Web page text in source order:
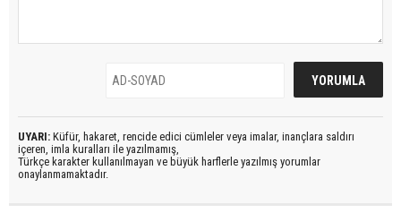
UYARI: Küfür, hakaret, rencide edici cümleler veya imalar, inançlara saldırı
içeren, imla kuralları ile yazılmamış,
Türkçe karakter kullanılmayan ve büyük harflerle yazılmış yorumlar
onaylanmamaktadır.